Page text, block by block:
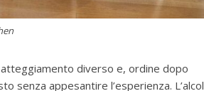
diverso e, ordine dopo
senza appesantire l’esperienza. L’alcol